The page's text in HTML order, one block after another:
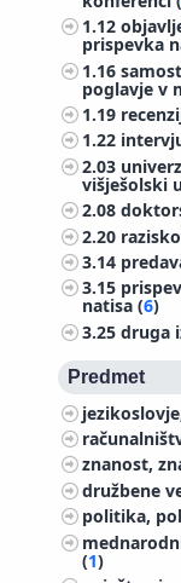
1.12
prispevka
1.16
poglavje v
1.19
1.22
2.03
višješolski
2.08
2.20
3.14
3.15
natisa (6)
3.25druga
Predmet
znanost,
družbene
politika,
(1)